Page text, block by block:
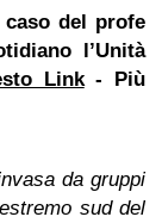
del profe
l’Unità
Link- Più
da gruppi
sud del